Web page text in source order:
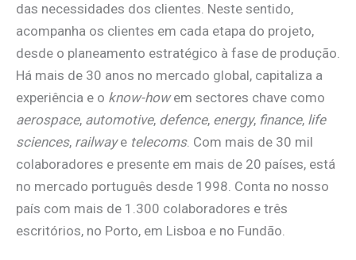
das necessidades dos clientes. Neste sentido,
acompanha os clientes em cada etapa do projeto,
desde o planeamento estratégico à fase de produção.
Há mais de 30 anos no mercado global, capitaliza a
experiência e o know-howem sectores chave como
aerospace, automotive, defence, energy, finance, life
sciences, railwaye telecoms. Com mais de 30 mil
colaboradores e presente em mais de 20 países, está
no mercado português desde 1998. Conta no nosso
país com mais de 1.300 colaboradores e três
escritórios, no Porto, em Lisboa e no Fundão.